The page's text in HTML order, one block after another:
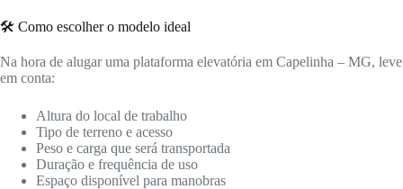
🛠️ Como escolher o modelo ideal
Na hora de alugar uma plataforma elevatória em Capelinha – MG, leve
em conta:
Altura do local de trabalho
Tipo de terreno e acesso
Peso e carga que será transportada
Duração e frequência de uso
Espaço disponível para manobras